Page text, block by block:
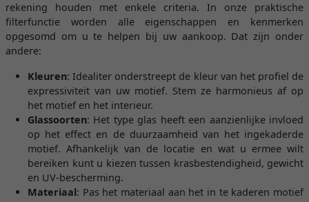
rekening houden met enkele criteria. In onze praktische
filterfunctie worden alle eigenschappen en kenmerken
opgesomd om u te helpen bij uw aankoop. Dat zijn onder
andere:
Kleuren: Idealiter onderstreept de kleur van het profiel de
expressiviteit van uw motief. Stem ze harmonieus af op
het motief en het interieur.
Glassoorten: Het type glas heeft een aanzienlijke invloed
op het effect en de duurzaamheid van het ingekaderde
motief. Afhankelijk van de locatie en wat u ermee wilt
bereiken kunt u kiezen tussen krasbestendigheid, gewicht
en UV-bescherming.
Materiaal: Pas het materiaal aan het in te kaderen motief